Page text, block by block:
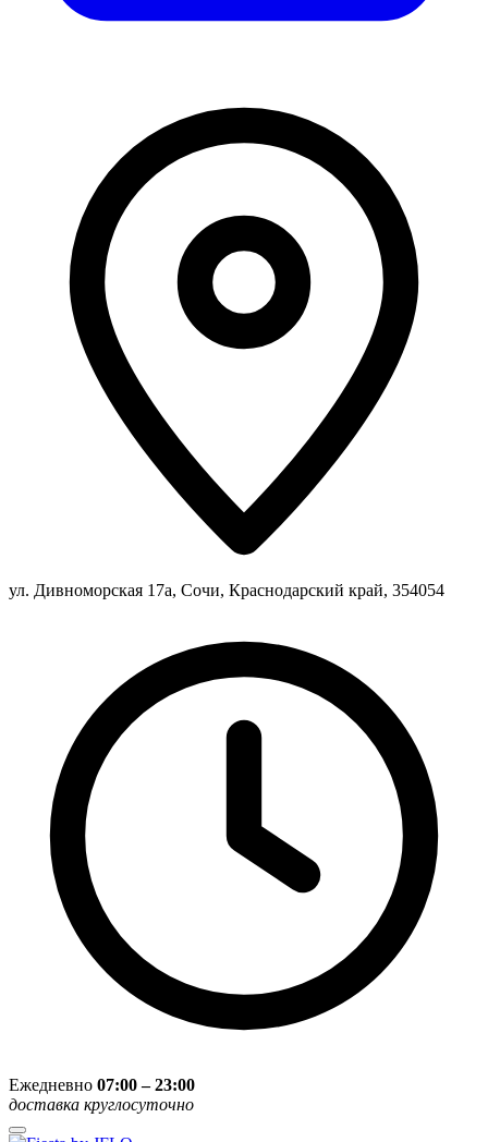
ул. Дивноморская 17а, Сочи, Краснодарский край, 354054
Ежедневно 07:00 – 23:00
доставка круглосуточно